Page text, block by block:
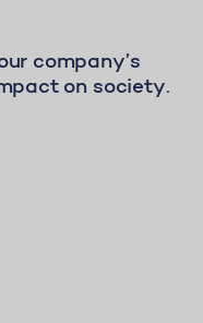
company’s
on society.